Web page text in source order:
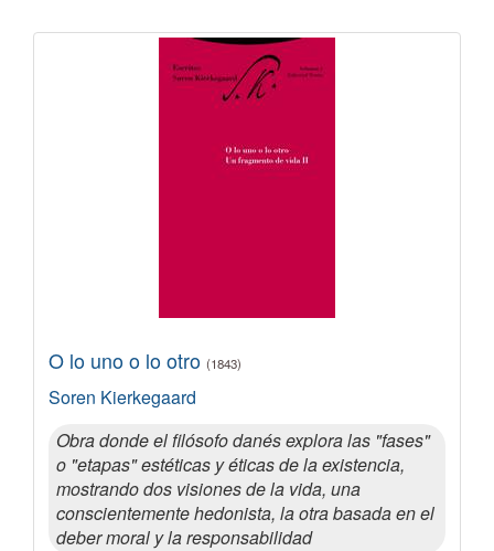
O lo uno o lo otro (1843)
Soren Kierkegaard
Obra donde el filósofo danés explora las "fases"
o "etapas" estéticas y éticas de la existencia,
mostrando dos visiones de la vida, una
conscientemente hedonista, la otra basada en el
deber moral y la responsabilidad